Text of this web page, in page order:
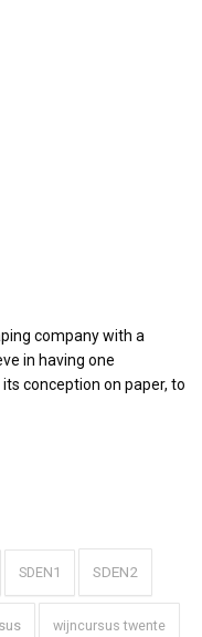
company with a
in having one
conception on paper, to
SDEN1 SDEN2
wijncursus twente